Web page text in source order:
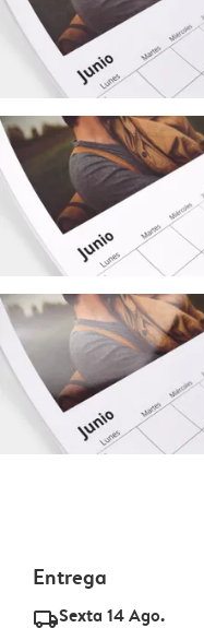
Entrega
delivery_standard_v2Sexta 14 Ago.